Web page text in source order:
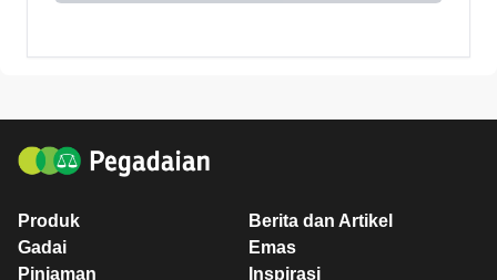
Produk
Gadai
Pinjaman
Berita dan Artikel
Emas
Inspirasi